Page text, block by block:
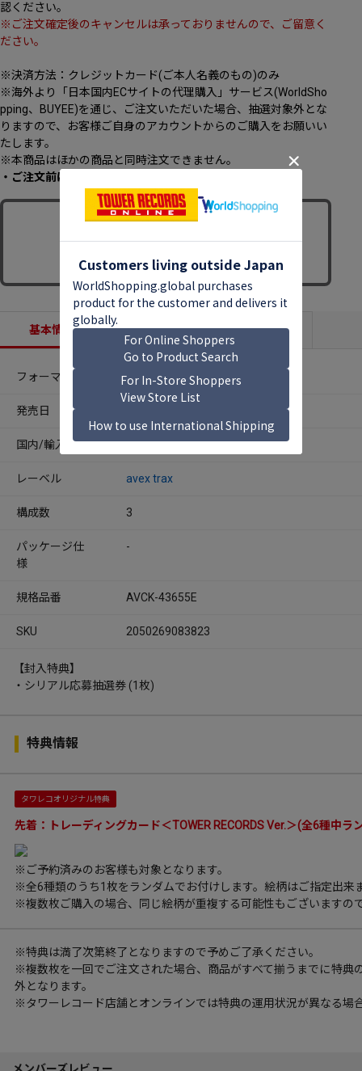
認ください。
※ご注文確定後のキャンセルは承っておりませんので、ご留意く
ださい。
※決済方法：クレジットカード(ご本人名義のもの)のみ
※海外より「日本国内ECサイトの代理購入」サービス(WorldSho
pping、BUYEE)を通じ、ご注文いただいた場合、抽選対象外とな
りますので、お客様ご自身のアカウントからのご購入をお願いい
たします。
※本商品はほかの商品と同時注文できません。
・ご注文前に、必ず[
基本情報 収録内容 商品説明
フォーマット CDシングル
発売日
国内/輸入 国内
レーベル avex trax
構成数 3
パッケージ仕
様
-
規格品番 AVCK-43655E
SKU 2050269083823
【封入特典】
・シリアル応募抽選券 (1枚)
特典情報
タワレコオリジナル特典
先着：トレーディングカード＜TOWER RECORDS Ver.＞(全6種中ラ
※ご予約済みのお客様も対象となります。
※全6種類のうち1枚をランダムでお付けします。絵柄はご指定出来
※複数枚ご購入の場合、同じ絵柄が重複する可能性もございますの
※特典は満了次第終了となりますので予めご了承ください。
※複数枚を一回でご注文された場合、商品がすべて揃うまでに特
外となります。
※タワーレコード店舗とオンラインでは特典の運用状況が異なる場